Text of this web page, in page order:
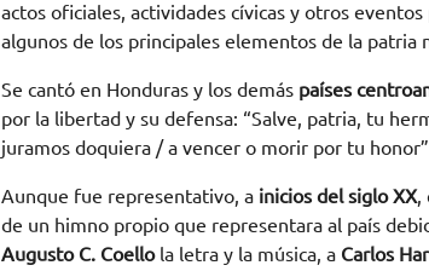
actos oficiales, actividades cívicas y otros
algunos de los principales elementos de la patria
Se cantó en Honduras y los demás países
por la libertad y su defensa: “Salve, patria, tu
juramos doquiera / a vencer o morir por tu
Aunque fue representativo, a inicios del siglo XX,
de un himno propio que representara al país
Augusto C. Coellola letra y la música, a Carlos